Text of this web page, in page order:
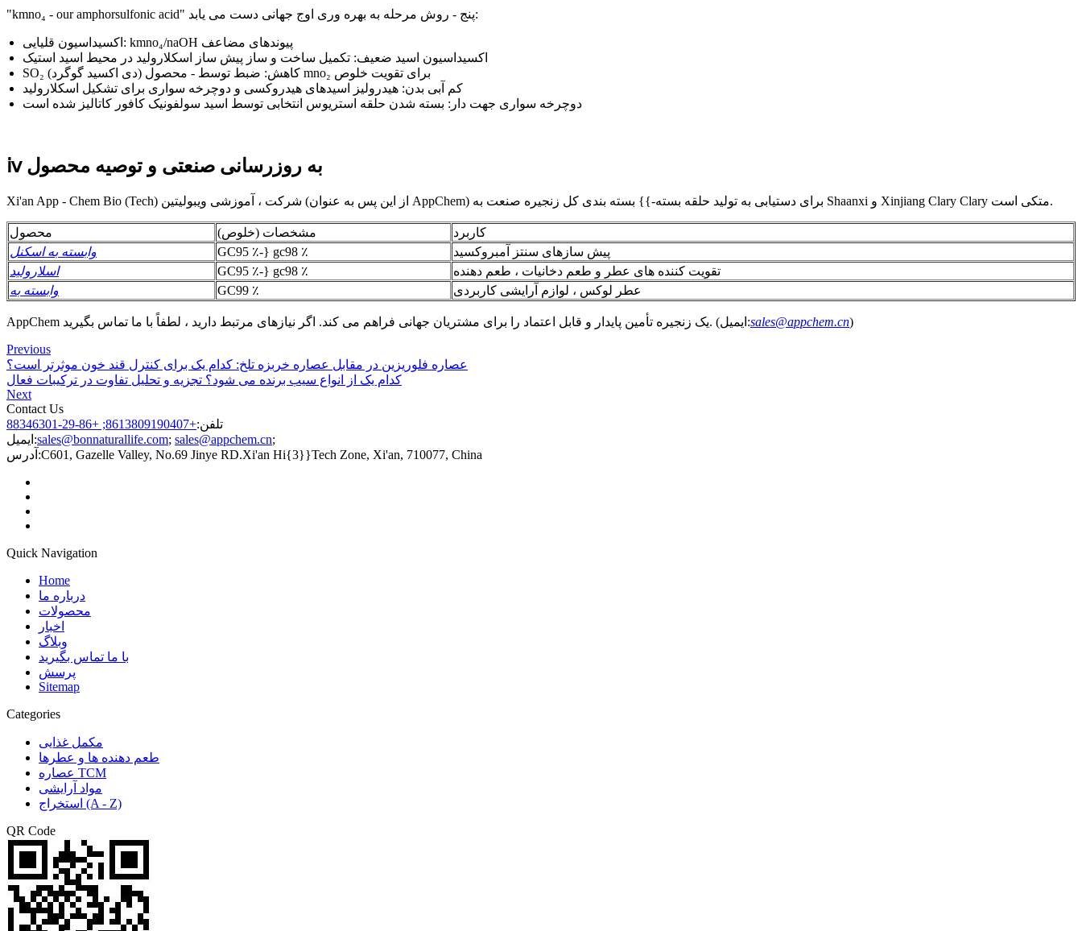
"kmno₄ - our amphorsulfonic acid" پنج - روش مرحله به بهره وری اوج جهانی دست می یابد:
اکسیداسیون قلیایی: kmno₄/naOH پیوندهای مضاعف
اکسیداسیون اسید ضعیف: تکمیل ساخت و ساز پیش ساز اسکلارولید در محیط اسید استیک
SO₂ (دی اکسید گوگرد) کاهش: ضبط توسط - محصول mno₂ برای تقویت خلوص
کم آبی بدن: هیدرولیز اسیدهای هیدروکسی و دوچرخه سواری برای تشکیل اسکلارولید
دوچرخه سواری جهت دار: بسته شدن حلقه استریوس انتخابی توسط اسید سولفونیک کافور کاتالیز شده است
ⅳ به روزرسانی صنعتی و توصیه محصول
Xi'an App - Chem Bio (Tech) شرکت ، آموزشی ویبولیتین (از این پس به عنوان AppChem) برای دستیابی به تولید حلقه بسته-}} بسته بندی کل زنجیره صنعت به Shaanxi و Xinjiang Clary Clary متکی است.
محصول مشخصات (خلوص)
کاربرد
وابسته به اسکنل
GC95 ٪-} gc98 ٪
پیش سازهای سنتز آمبروکسید
اسلارولید
GC95 ٪-} gc98 ٪
تقویت کننده های عطر و طعم دخانیات ، طعم دهنده
وابسته به
GC99 ٪ عطر لوکس ، لوازم آرایشی کاربردی
AppChem یک زنجیره تأمین پایدار و قابل اعتماد را برای مشتریان جهانی فراهم می کند. اگر نیازهای مرتبط دارید ، لطفاً با ما تماس بگیرید. (ایمیل:sales@appchem.cn)
Previous
عصاره فلوریزین در مقابل عصاره خربزه تلخ: کدام یک برای کنترل قند خون موثرتر است؟
کدام یک از انواع سیب برنده می شود؟ تجزیه و تحلیل تفاوت در ترکیبات فعال
Next
Contact Us
تلفن:+8613809190407; +86-29-88346301
ایمیل:sales@bonnaturallife.com; sales@appchem.cn;
آدرس:C601, Gazelle Valley, No.69 Jinye RD.Xi'an Hi{3}}Tech Zone, Xi'an, 710077, China
Quick Navigation
Home
درباره ما
محصولات
اخبار
وبلاگ
با ما تماس بگیرید
پرسش
Sitemap
Categories
مکمل غذایی
طعم دهنده ها و عطرها
عصاره TCM
مواد آرایشی
استخراج (A - Z)
QR Code